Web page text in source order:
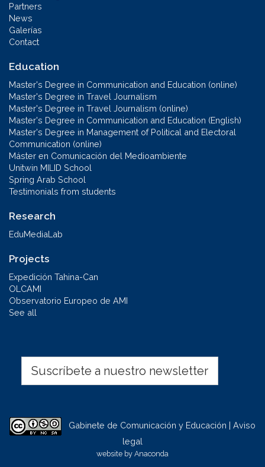
Partners
News
Galerías
Contact
Education
Master's Degree in Communication and Education (online)
Master's Degree in Travel Journalism
Master's Degree in Travel Journalism (online)
Master's Degree in Communication and Education (English)
Master's Degree in Management of Political and Electoral
Communication (online)
Máster en Comunicación del Medioambiente
Unitwin MILID School
Spring Arab School
Testimonials from students
Research
EduMediaLab
Projects
Expedición Tahina-Can
OLCAMI
Observatorio Europeo de AMI
See all
Suscríbete a nuestro newsletter
Gabinete de Comunicación y Educación | Aviso
legal
website by Anaconda